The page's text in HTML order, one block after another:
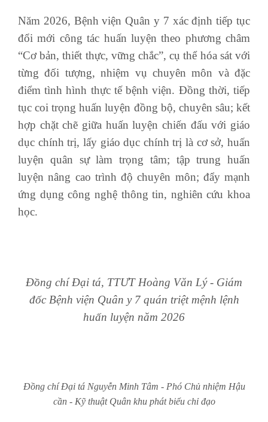
Năm 2026, Bệnh việnQuân y 7 xác định tiếp tục
đổi mới công tác huấn luyện theo phương châm
“Cơ bản, thiết thực, vững chắc”, cụ thể hóa sát với
từng đối tượng, nhiệm vụ chuyên môn và đặc
điểm tình hình thực tế bệnh viện. Đồng thời, tiếp
tục coi trọng huấn luyện đồng bộ, chuyên sâu; kết
hợp chặt chẽ giữa huấn luyện chiến đấu với giáo
dục chính trị, lấy giáo dục chính trị là cơ sở, huấn
luyện quân sự làm trọng tâm; tập trung huấn
luyện nâng cao trình độ chuyên môn; đẩy mạnh
ứng dụng công nghệ thông tin, nghiên cứu khoa
học.
Đồng chí Đại tá, TTƯT Hoàng Văn Lý- Giám
đốc Bệnh viện Quân y 7 quán triệt mệnh lệnh
huấn luyện năm 2026
Đồng chí Đại tá Nguyễn Minh Tâm - Phó Chủ nhiệm Hậu
cần - Kỹ thuật Quân khu phát biểu chỉ đạo